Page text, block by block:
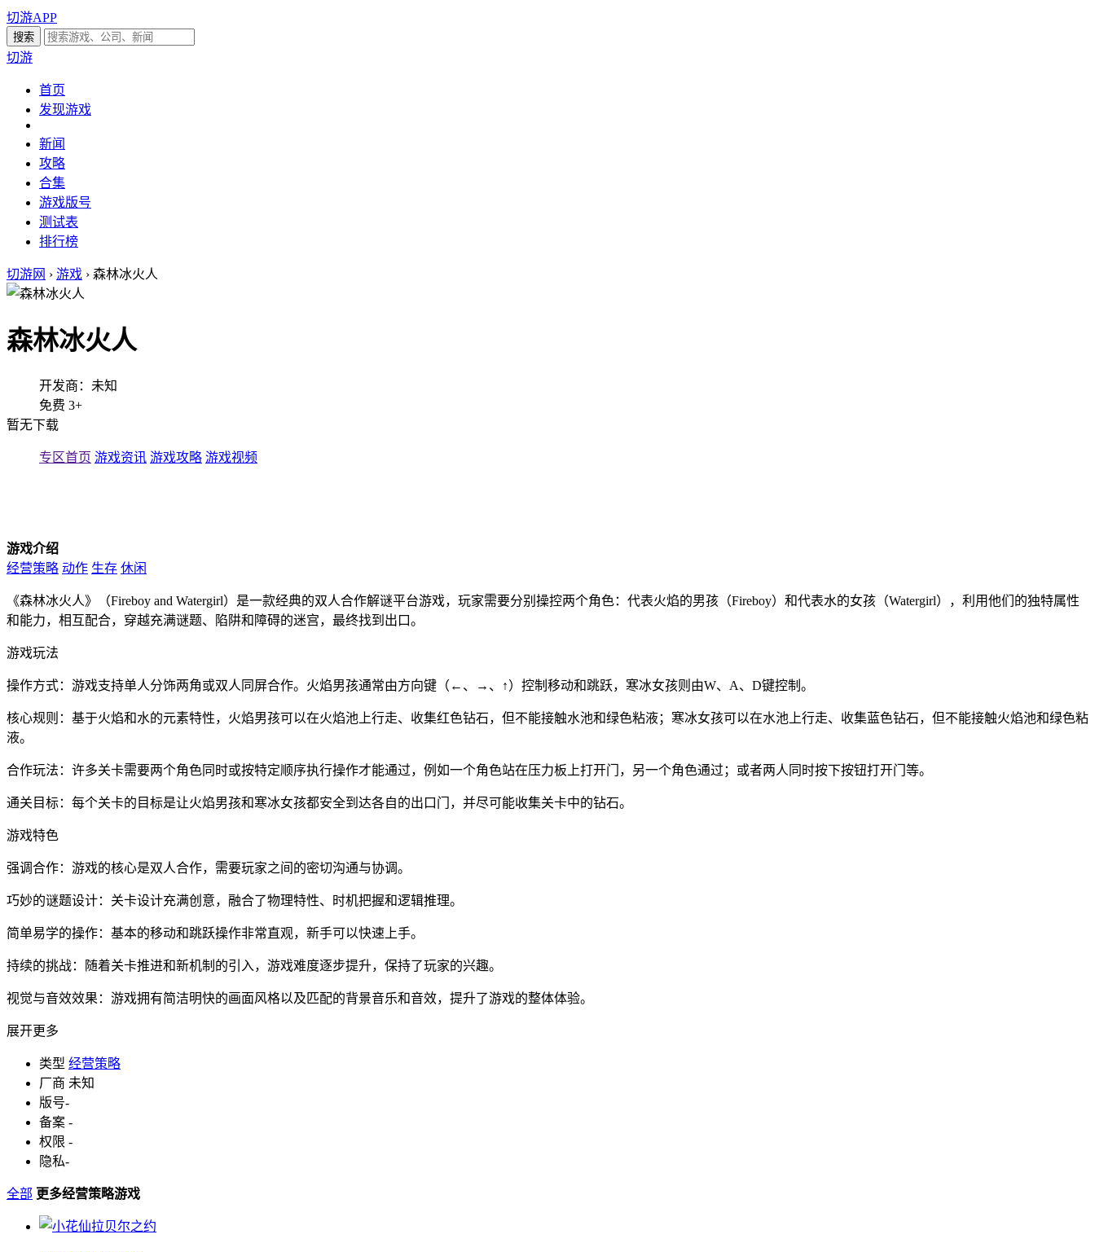
切游APP
切游
首页
发现游戏
新闻
攻略
合集
游戏版号
测试表
排行榜
切游网 › 游戏 › 森林冰火人
森林冰火人
开发商：未知
免费 3+
暂无下载
专区首页 游戏资讯 游戏攻略 游戏视频
游戏介绍
经营策略 动作 生存 休闲
《森林冰火人》（Fireboy and Watergirl）是一款经典的双人合作解谜平台游戏，玩家需要分别操控两个角色：代表火焰的男孩（Fireboy）和代表水的女孩（Watergirl），利用他们的独特属性
和能力，相互配合，穿越充满谜题、陷阱和障碍的迷宫，最终找到出口。
游戏玩法
操作方式：游戏支持单人分饰两角或双人同屏合作。火焰男孩通常由方向键（←、→、↑）控制移动和跳跃，寒冰女孩则由W、A、D键控制。
核心规则：基于火焰和水的元素特性，火焰男孩可以在火焰池上行走、收集红色钻石，但不能接触水池和绿色粘液；寒冰女孩可以在水池上行走、收集蓝色钻石，但不能接触火焰池和绿色粘
液。
合作玩法：许多关卡需要两个角色同时或按特定顺序执行操作才能通过，例如一个角色站在压力板上打开门，另一个角色通过；或者两人同时按下按钮打开门等。
通关目标：每个关卡的目标是让火焰男孩和寒冰女孩都安全到达各自的出口门，并尽可能收集关卡中的钻石。
游戏特色
强调合作：游戏的核心是双人合作，需要玩家之间的密切沟通与协调。
巧妙的谜题设计：关卡设计充满创意，融合了物理特性、时机把握和逻辑推理。
简单易学的操作：基本的移动和跳跃操作非常直观，新手可以快速上手。
持续的挑战：随着关卡推进和新机制的引入，游戏难度逐步提升，保持了玩家的兴趣。
视觉与音效效果：游戏拥有简洁明快的画面风格以及匹配的背景音乐和音效，提升了游戏的整体体验。
展开更多
类型 经营策略
厂商 未知
版号-
备案 -
权限 -
隐私-
全部 更多经营策略游戏